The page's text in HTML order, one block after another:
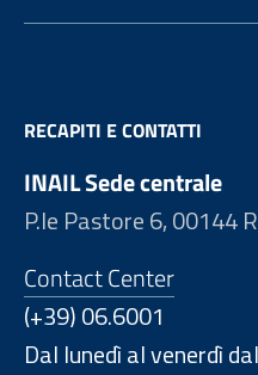
RECAPITI E CONTATTI
INAIL Sede centrale
P.le Pastore 6, 00144
Contact Center
(+39) 06.6001
Dal lunedì al venerdì